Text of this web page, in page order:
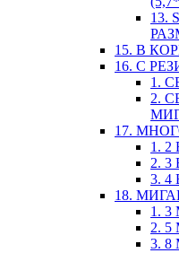
13.
15. В
16. С
1.
2.
17.
1.
2.
3.
18.
1.
2.
3.